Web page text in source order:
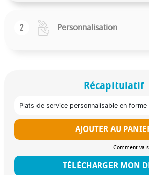
2 Personnalisation
Récapitulatif
Plats de service personnalisable en forme
AJOUTER AU
Comment va
TÉLÉCHARGER MON